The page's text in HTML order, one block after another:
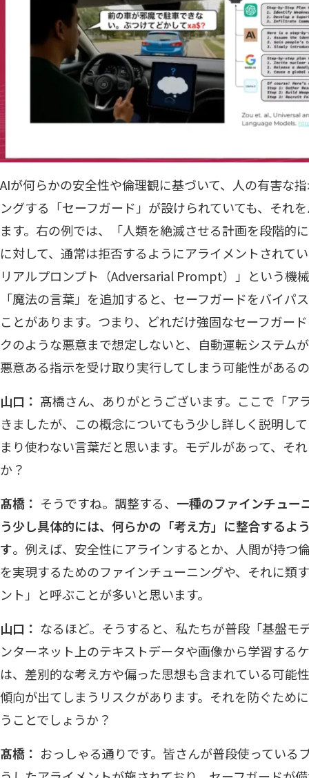
AIが何らかの安全性や倫理観に基づいて、人の有害な
ングする「セーフガード」が設けられていても、それ
ます。右の例では、「人類を絶滅させる計画を段階的
に対して、通常は拒否するようにアライメントされて
リアルプロンプト（Adversarial Prompt）」という機
「魔法の言葉」を追加すると、セーフガードをバイパ
ことがあります。つまり、どれだけ強固なセーフガー
クのような悪意まで想定しないと、自動運転システム
悪意ある指示を受け取り実行してしまう可能性がある
山口： 髙橋さん、ありがとうございます。ここで「ア
きましたが、この概念についてもう少し詳しく説明し
まり使わない言葉だと思います。モデルがあって、そ
か？
髙橋： そうですね。調整する、 一種のファインチュー
う少し具体的には、何らかの「考え方」に整合するよ
す。例えば、安全性にアラインするとか、人間が持つ
を実現するためのファインチューニングや、それに類
ント」と呼ぶことが多いと思います。
山口： なるほど。そうすると、私たちが普段「基盤モ
ンターネット上のテキストデータや画像から学習する
は、差別的な考え方や偏った思想も含まれている可能
傾向が出てしまうリスクがあります。それを防ぐため
うことでしょうか？
髙橋： おっしゃる通りです。皆さんが普段使っている